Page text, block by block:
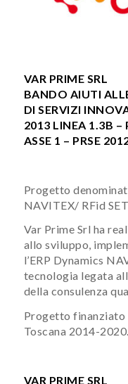
VAR PRIME SRL
BANDO AIUTI
DI SERVIZI
2013 LINEA 1.3B –
ASSE 1 – PRSE
Progetto
NAVITEX/ RFid
Var Prime Srl ha
allo sviluppo,
l’ERP Dynamics
tecnologia legata
della consulenza
Progetto finanziato
Toscana 2014-2020.
VAR PRIME SRL